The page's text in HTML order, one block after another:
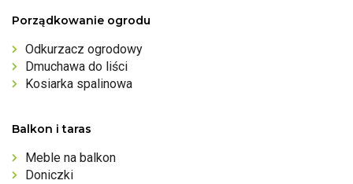
Porządkowanie ogrodu
Odkurzacz ogrodowy
Dmuchawa do liści
Kosiarka spalinowa
Balkon i taras
Meble na balkon
Doniczki